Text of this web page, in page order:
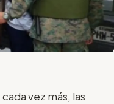
vez más, las